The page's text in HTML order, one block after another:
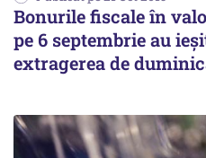
Bonurile fiscale în
pe 6 septembrie au
extragerea de